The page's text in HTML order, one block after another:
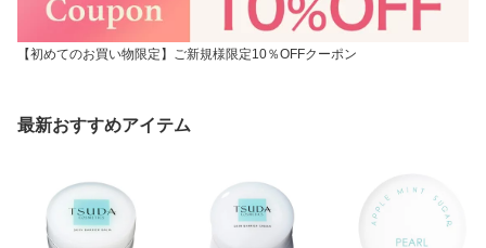
【初めてのお買い物限定】ご新規様限定10％OFFクーポン
最新おすすめアイテム